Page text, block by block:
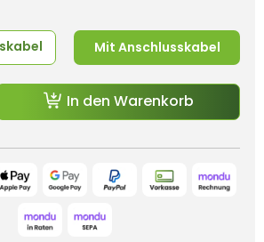
Mit Anschlusskabel
Gib den
In den Warenkorb